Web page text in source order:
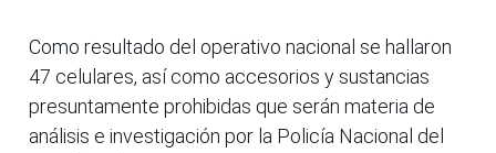
Como resultado del operativo nacional se hallaron
47 celulares, así como accesorios y sustancias
presuntamente prohibidas que serán materia de
análisis e investigación por la Policía Nacional del